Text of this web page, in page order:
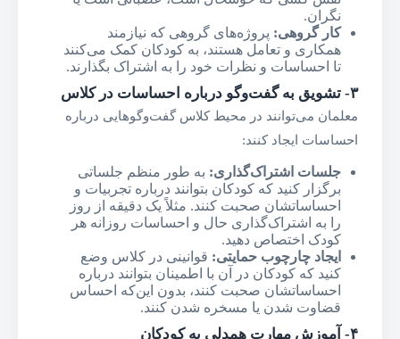
نگران.
کار گروهی: پروژه‌های گروهی که نیازمند
همکاری و تعامل هستند، به کودکان کمک می‌کنند
تا احساسات و نظرات خود را به اشتراک بگذارند.
۳- تشویق به گفت‌وگو درباره احساسات در کلاس
معلمان می‌توانند در محیط کلاس گفت‌وگوهایی درباره
احساسات ایجاد کنند:
جلسات اشتراک‌گذاری: به طور منظم جلساتی
برگزار کنید که کودکان بتوانند درباره تجربیات و
احساساتشان صحبت کنند. مثلاً یک دقیقه از روز
را به اشتراک‌گذاری حال و احساسات روزانه هر
کودک اختصاص دهید.
ایجاد چارچوب حمایتی: قوانینی در کلاس وضع
کنید که کودکان در آن با اطمینان بتوانند درباره
احساساتشان صحبت کنند، بدون این‌که احساس
قضاوت شدن یا مسخره شدن کنند.
۴- آموزش مهارت همدلی به کودکان